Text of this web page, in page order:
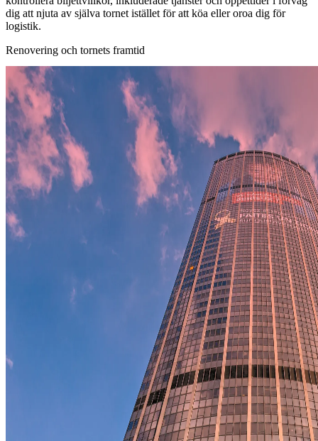
dig att njuta av själva tornet istället för att köa eller oroa dig för
logistik.
Renovering och tornets framtid